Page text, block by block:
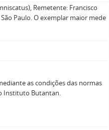
Remetente: Francisco
Paulo. O exemplar maior mede
as condições das normas
Instituto Butantan.